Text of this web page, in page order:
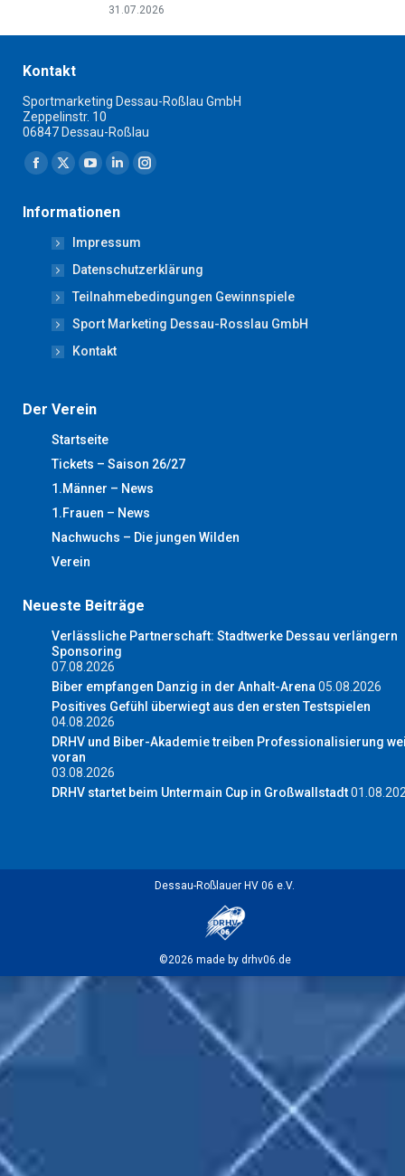
31.07.2026
Kontakt
Sportmarketing Dessau-Roßlau GmbH
Zeppelinstr. 10
06847 Dessau-Roßlau
Finden Sie uns auf:
Facebook
opens
new
window
X
opens
in
new
window
YouTube
opens
in
new
window
Linkedin
opens
in
new
window
Instagram
new
window
Informationen
Impressum
Datenschutzerklärung
Teilnahmebedingungen Gewinnspiele
Sport Marketing Dessau-Rosslau GmbH
Kontakt
Der Verein
Startseite
Tickets – Saison 26/27
1.Männer – News
1.Frauen – News
Nachwuchs – Die jungen Wilden
Verein
Neueste Beiträge
Verlässliche Partnerschaft: Stadtwerke Dessau verlängern
Sponsoring
07.08.2026
Biber empfangen Danzig in der Anhalt-Arena05.08.2026
Positives Gefühl überwiegt aus den ersten Testspielen
04.08.2026
DRHV und Biber-Akademie treiben Professionalisierung
voran
03.08.2026
DRHV startet beim Untermain Cup in Großwallstadt
Dessau-Roßlauer HV 06 e.V.
©2026 made by drhv06.de